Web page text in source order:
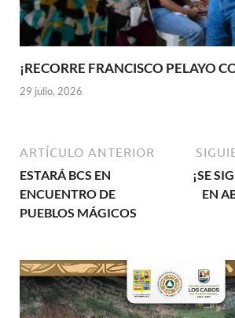
¡RECORRE FRANCISCO PELAYO
29 julio, 2026
ARTÍCULO ANTERIOR
ESTARÁ BCS EN
ENCUENTRO DE
PUEBLOS MÁGICOS
¡SE
EN